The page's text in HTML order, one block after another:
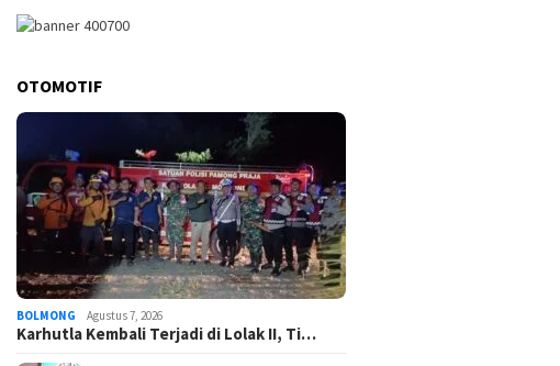
OTOMOTIF
BOLMONG Agustus 7, 2026
Karhutla Kembali Terjadi di Lolak II, Ti…